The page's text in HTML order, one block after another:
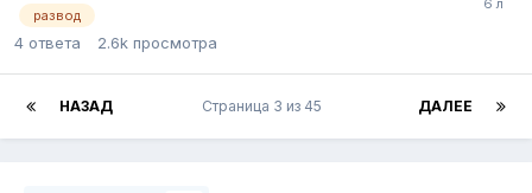
развод
4 ответа 2.6k просмотра
НАЗАД ДАЛЕЕ
Страница 3 из 45